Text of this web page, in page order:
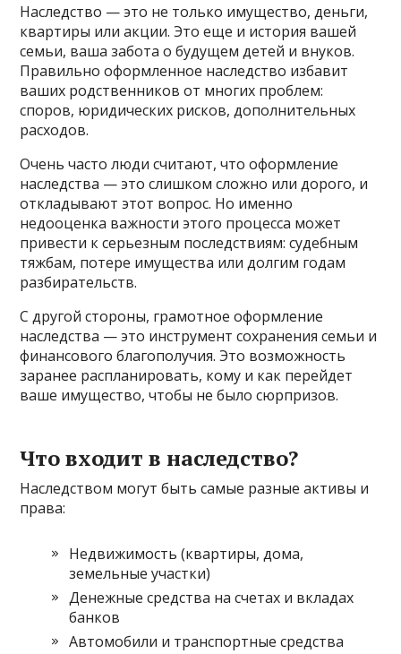
Наследство — это не только имущество, деньги,
квартиры или акции. Это еще и история вашей
семьи, ваша забота о будущем детей и внуков.
Правильно оформленное наследство избавит
ваших родственников от многих проблем:
споров, юридических рисков, дополнительных
расходов.
Очень часто люди считают, что оформление
наследства — это слишком сложно или дорого, и
откладывают этот вопрос. Но именно
недооценка важности этого процесса может
привести к серьезным последствиям: судебным
тяжбам, потере имущества или долгим годам
разбирательств.
С другой стороны, грамотное оформление
наследства — это инструмент сохранения семьи и
финансового благополучия. Это возможность
заранее распланировать, кому и как перейдет
ваше имущество, чтобы не было сюрпризов.
Что входит в наследство?
Наследством могут быть самые разные активы и
права:
Недвижимость (квартиры, дома,
земельные участки)
Денежные средства на счетах и вкладах
банков
Автомобили и транспортные средства